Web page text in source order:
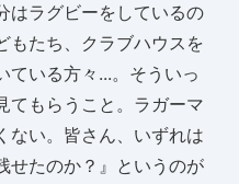
はラグビーをしているの
もたち、クラブハウスを
ている方々...。そういっ
てもらうこと。ラガーマ
ない。皆さん、いずれは
せたのか？』というのが